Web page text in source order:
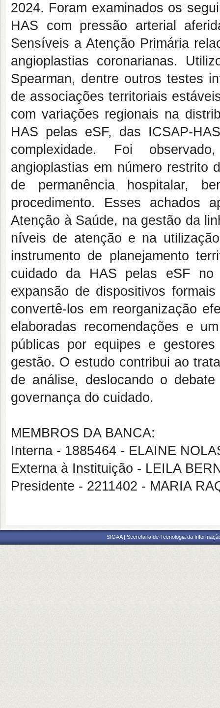
2024. Foram examinados os
HAS com pressão arterial
Sensíveis a Atenção Primária
angioplastias coronarianas.
Spearman, dentre outros testes
de associações territoriais
com variações regionais na
HAS pelas eSF, das ICSAP-
complexidade. Foi
angioplastias em número restrito
de permanência hospitalar,
procedimento. Esses achados
Atenção à Saúde, na gestão da
níveis de atenção e na
instrumento de planejamento
cuidado da HAS pelas eSF
expansão de dispositivos
convertê-los em reorganização
elaboradas recomendações e
públicas por equipes e
gestão. O estudo contribui ao
de análise, deslocando o
governança do cuidado.
MEMBROS DA BANCA:
Interna - 1885464 - ELAINE
Externa à Instituição - LEILA
Presidente - 2211402 - MARIA
SIGAA | Secretaria de Tecnologia da